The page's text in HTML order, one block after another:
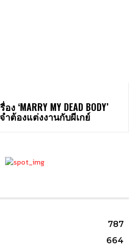
‘MARRY MY DEAD BODY’
ำต้องแต่งงานกับผีเกย์
787
664